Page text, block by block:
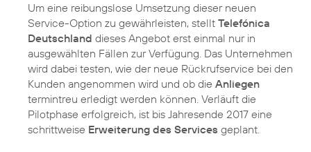
Um eine reibungslose Umsetzung dieser neuen
Service-Option zu gewährleisten, stellt Telefónica
Deutschland dieses Angebot erst einmal nur in
ausgewählten Fällen zur Verfügung. Das Unternehmen
wird dabei testen, wie der neue Rückrufservice bei den
Kunden angenommen wird und ob die Anliegen
termintreu erledigt werden können. Verläuft die
Pilotphase erfolgreich, ist bis Jahresende 2017 eine
schrittweise Erweiterung des Services geplant.